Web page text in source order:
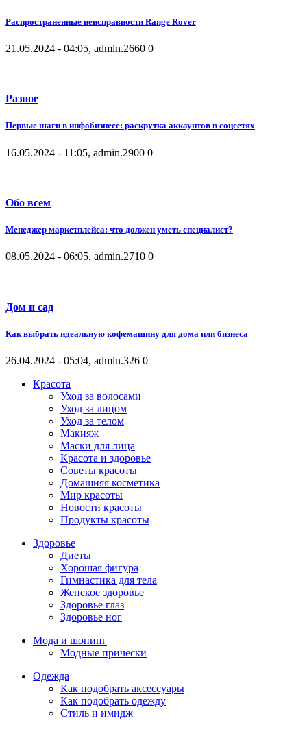
Распространенные неисправности Range Rover
21.05.2024 - 04:05, admin.2660 0
Разное
Первые шаги в инфобизнесе: раскрутка аккаунтов в соцсетях
16.05.2024 - 11:05, admin.2900 0
Обо всем
Менеджер маркетплейса: что должен уметь специалист?
08.05.2024 - 06:05, admin.2710 0
Дом и сад
Как выбрать идеальную кофемашину для дома или бизнеса
26.04.2024 - 05:04, admin.326 0
Красота
Уход за волосами
Уход за лицом
Уход за телом
Макияж
Маски для лица
Красота и здоровье
Советы красоты
Домашняя косметика
Мир красоты
Новости красоты
Продукты красоты
Здоровье
Диеты
Хорошая фигура
Гимнастика для тела
Женское здоровье
Здоровье глаз
Здоровье ног
Мода и шопинг
Модные прически
Одежда
Как подобрать аксессуары
Как подобрать одежду
Стиль и имидж